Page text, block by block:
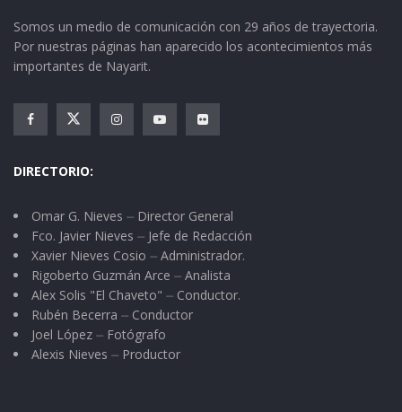
Somos un medio de comunicación con 29 años de trayectoria.
Por nuestras páginas han aparecido los acontecimientos más
importantes de Nayarit.
DIRECTORIO:
Omar G. Nieves ⏤ Director General
Fco. Javier Nieves ⏤ Jefe de Redacción
Xavier Nieves Cosio ⏤ Administrador.
Rigoberto Guzmán Arce ⏤ Analista
Alex Solis "El Chaveto" ⏤ Conductor.
Rubén Becerra ⏤ Conductor
Joel López ⏤ Fotógrafo
Alexis Nieves ⏤ Productor